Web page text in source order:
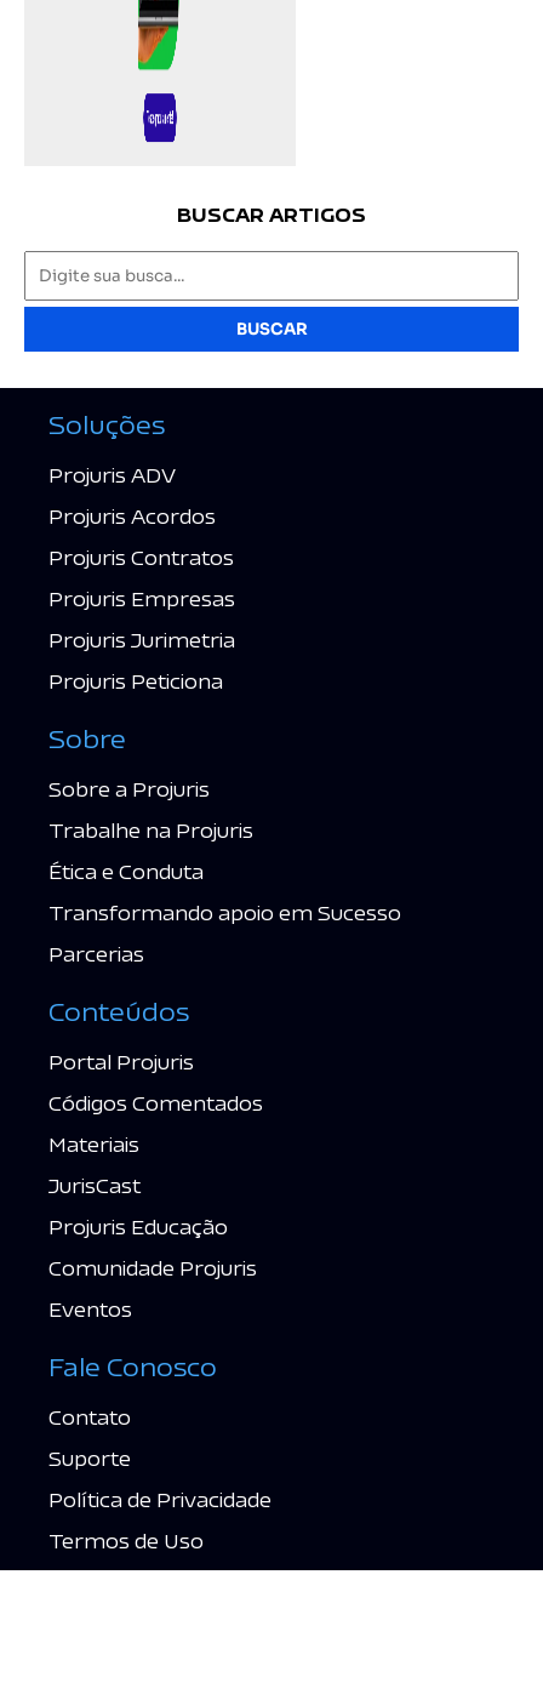
BUSCAR ARTIGOS
BUSCAR
Soluções
Projuris ADV
Projuris Acordos
Projuris Contratos
Projuris Empresas
Projuris Jurimetria
Projuris Peticiona
Sobre
Sobre a Projuris
Trabalhe na Projuris
Ética e Conduta
Transformando apoio em Sucesso
Parcerias
Conteúdos
Portal Projuris
Códigos Comentados
Materiais
JurisCast
Projuris Educação
Comunidade Projuris
Eventos
Fale Conosco
Contato
Suporte
Política de Privacidade
Termos de Uso